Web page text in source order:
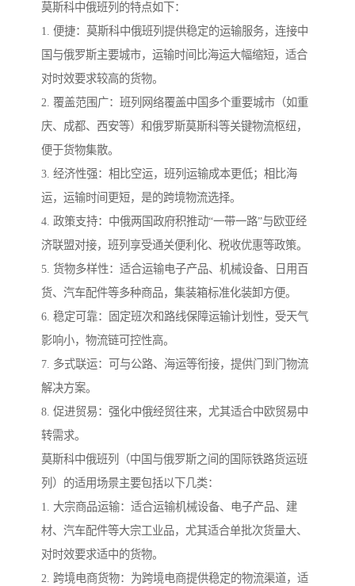
莫斯科中俄班列的特点如下：
1. 便捷：莫斯科中俄班列提供稳定的运输服务，连接中
国与俄罗斯主要城市，运输时间比海运大幅缩短，适合
对时效要求较高的货物。
2. 覆盖范围广：班列网络覆盖中国多个重要城市（如重
庆、成都、西安等）和俄罗斯莫斯科等关键物流枢纽，
便于货物集散。
3. 经济性强：相比空运，班列运输成本更低；相比海
运，运输时间更短，是的跨境物流选择。
4. 政策支持：中俄两国政府积推动“一带一路”与欧亚经
济联盟对接，班列享受通关便利化、税收优惠等政策。
5. 货物多样性：适合运输电子产品、机械设备、日用百
货、汽车配件等多种商品，集装箱标准化装卸方便。
6. 稳定可靠：固定班次和路线保障运输计划性，受天气
影响小，物流链可控性高。
7. 多式联运：可与公路、海运等衔接，提供门到门物流
解决方案。
8. 促进贸易：强化中俄经贸往来，尤其适合中欧贸易中
转需求。
莫斯科中俄班列（中国与俄罗斯之间的国际铁路货运班
列）的适用场景主要包括以下几类：
1. 大宗商品运输：适合运输机械设备、电子产品、建
材、汽车配件等大宗工业品，尤其适合单批次货量大、
对时效要求适中的货物。
2. 跨境电商货物：为跨境电商提供稳定的物流渠道，适